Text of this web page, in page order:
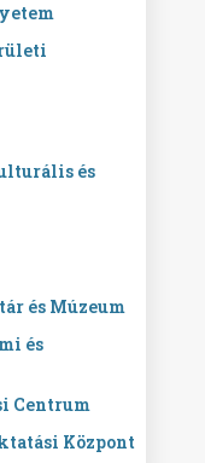
és
és Múzeum
és
Centrum
Központ